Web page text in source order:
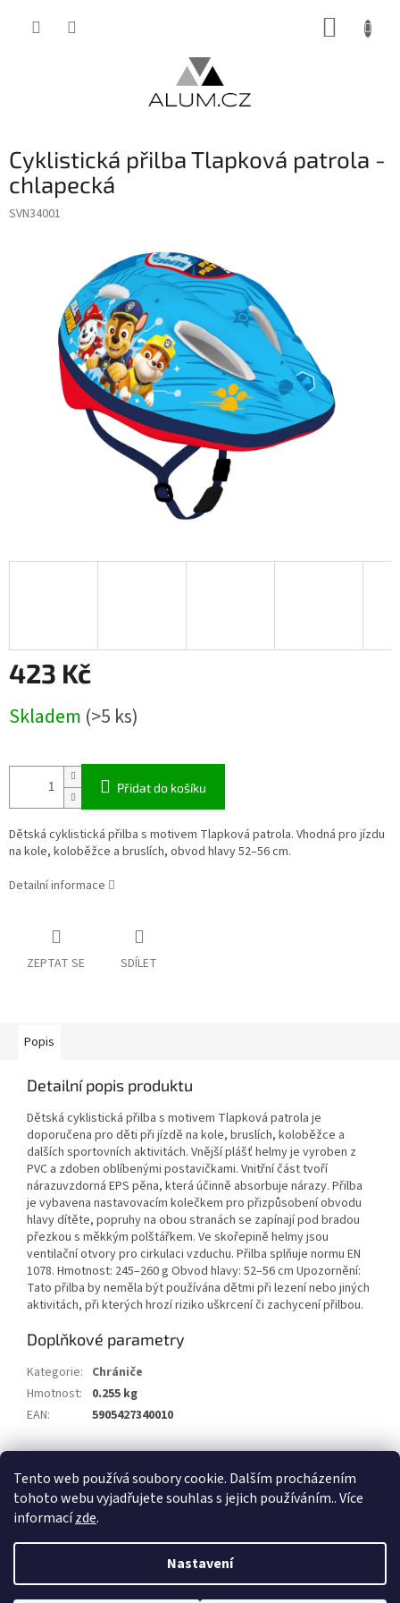
Tento web používá soubory cookie. Dalším procházením
tohoto webu vyjadřujete souhlas s jejich používáním.. Více
informacízde.
Nastavení
Cyklistická přilba Tlapková patrola -
chlapecká
SVN34001
423 Kč
cena:
Skladem (>5 ks)
Přidat do košíku
Dětská cyklistická přilba s motivem Tlapková patrola. Vhodná pro jízdu
na kole, koloběžce a bruslích, obvod hlavy 52–56 cm.
Detailní informace
ZEPTAT SE SDÍLET
Popis
Detailní popis produktu
Dětská cyklistická přilba s motivem Tlapková patrola je
doporučena pro děti při jízdě na kole, bruslích, koloběžce a
dalších sportovních aktivitách. Vnější plášť helmy je vyroben z
PVC a zdoben oblíbenými postavičkami. Vnitřní část tvoří
nárazuvzdorná EPS pěna, která účinně absorbuje nárazy. Přilba
je vybavena nastavovacím kolečkem pro přizpůsobení obvodu
hlavy dítěte, popruhy na obou stranách se zapínají pod bradou
přezkou s měkkým polštářkem. Ve skořepině helmy jsou
ventilační otvory pro cirkulaci vzduchu. Přilba splňuje normu EN
1078. Hmotnost: 245–260 g Obvod hlavy: 52–56 cm Upozornění:
Tato přilba by neměla být používána dětmi při lezení nebo jiných
aktivitách, při kterých hrozí riziko uškrcení či zachycení přilbou.
Doplňkové parametry
Kategorie: Chrániče
Hmotnost:
0.255 kg
EAN: 5905427340010
Vytvořil Shoptet
Alum.cz. Všechna práva vyhrazena.